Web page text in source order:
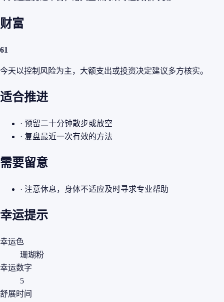
财富
61
今天以控制风险为主，大额支出或投资决定建议多方核实。
适合推进
· 预留二十分钟散步或放空
· 复盘最近一次有效的方法
需要留意
· 注意休息，身体不适应及时寻求专业帮助
幸运提示
幸运色
珊瑚粉
幸运数字
5
舒展时间